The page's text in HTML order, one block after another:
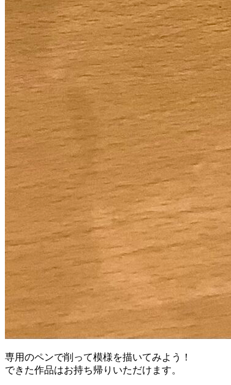
専用のペンで削って模様を描いてみよう！
できた作品はお持ち帰りいただけます。